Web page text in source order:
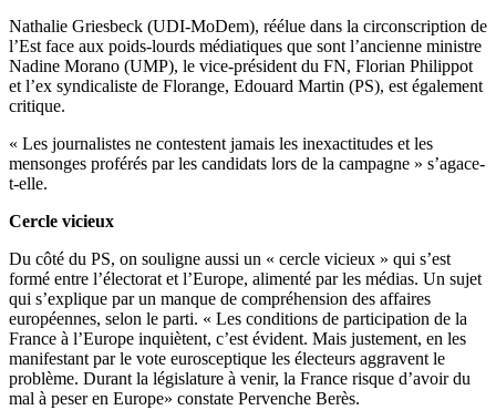
Nathalie Griesbeck (UDI-MoDem), réélue dans la circonscription de
l’Est face aux poids-lourds médiatiques que sont l’ancienne ministre
Nadine Morano (UMP), le vice-président du FN, Florian Philippot
et l’ex syndicaliste de Florange, Edouard Martin (PS), est également
critique.
« Les journalistes ne contestent jamais les inexactitudes et les
mensonges proférés par les candidats lors de la campagne » s’agace-
t-elle.
Cercle vicieux
Du côté du PS, on souligne aussi un « cercle vicieux » qui s’est
formé entre l’électorat et l’Europe, alimenté par les médias. Un sujet
qui s’explique par un manque de compréhension des affaires
européennes, selon le parti. « Les conditions de participation de la
France à l’Europe inquiètent, c’est évident. Mais justement, en les
manifestant par le vote eurosceptique les électeurs aggravent le
problème. Durant la législature à venir, la France risque d’avoir du
mal à peser en Europe» constate Pervenche Berès.